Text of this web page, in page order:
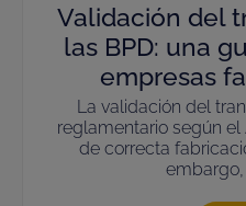
Validación del
las BPD: una
empresas
La validación del
reglamentario según el
de correcta
embargo,